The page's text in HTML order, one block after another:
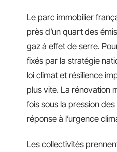
Le parc immobilier
près d’un quart des
gaz à effet de serre.
fixés par la stratégie
loi climat et résilience
plus vite. La rénovation
fois sous la pression
réponse à l’urgence
Les collectivités